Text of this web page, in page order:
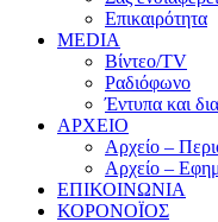
Επικαιρότητα
MEDIA
Βίντεο/TV
Ραδιόφωνο
Έντυπα και
ΑΡΧΕΙΟ
Αρχείο –
Αρχείο –
ΕΠΙΚΟΙΝΩΝΙΑ
ΚΟΡΟΝΟΪΟΣ